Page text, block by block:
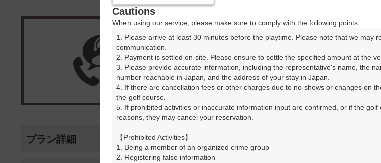
楽天GORA予約専用ダイヤル
受付時間 8:00～17:00 年中無休
プラン詳細
Cautions
When using our service, please make sure to comply with the following points:
1. Please arrive at least 30 minutes before the playtime. Please note that we may
communication.
2. Payment is settled on-site. Please ensure to settle the specified amount at the
3. Please provide accurate information, including the representative's name, the
number reachable in Japan, and the address of your stay in Japan.
4. If there are cancellation fees or other charges due to no-shows or changes on
the golf course.
5. If prohibited activities or inaccurate information input are confirmed, or if the
reasons, they may cancel your reservation.
【Prohibited Activities】
1. Being a member of an organized crime group
2. Registering false information